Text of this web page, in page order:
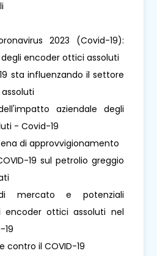
2023 (Covid-19):
encoder ottici assoluti
sta influenzando il settore
dell'impatto aziendale degli
- Covid-19
di approvvigionamento
19 sul petrolio greggio
mercato e potenziali
encoder ottici assoluti nel
19
contro il COVID-19